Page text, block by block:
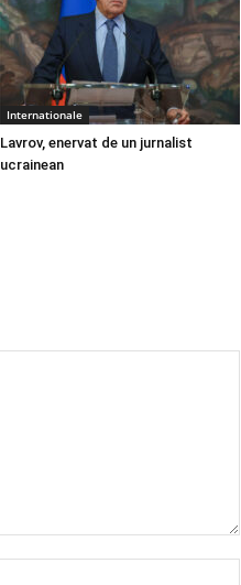
Internationale
Lavrov, enervat de un jurnalist
ucrainean